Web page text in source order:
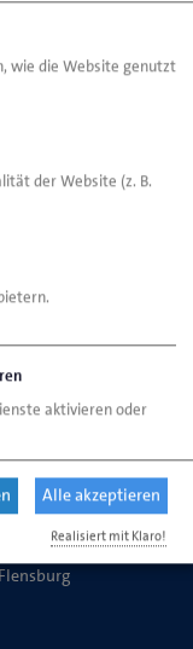
Ansprechpartner
wie die Website genutzt
der Website (z. B.
aktivieren oder
Alle akzeptieren
Realisiert mit Klaro!